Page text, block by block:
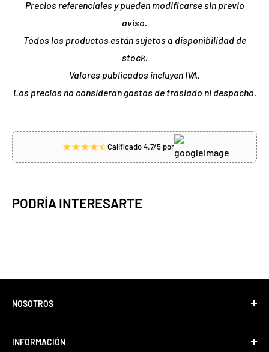
Precios referenciales y pueden modificarse sin previo
aviso.
Todos los productos están sujetos a disponibilidad de
stock.
Valores publicados incluyen IVA.
Los precios no consideran gastos de traslado ni despacho.
Calificado 4.7/5 por
PODRÍA INTERESARTE
NOSOTROS
Tonino Motos, con más de 35 años de experiencia
comercializando motos, equipos, accesorios de
INFORMACIÓN